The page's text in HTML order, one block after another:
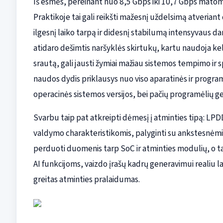
Praktikoje tai gali reikšti mažesnį uždelsimą
ilgesnį laiko tarpą ir didesnį stabilumą intensyvaus
atidaro dešimtis naršyklės skirtukų, kartu naudoja
srautą, gali jausti žymiai mažiau sistemos tempimo
naudos dydis priklausys nuo viso aparatinės ir
operacinės sistemos versijos, bei pačių programėlių
Svarbu taip pat atkreipti dėmesį į atminties tipą:
valdymo charakteristikomis, palyginti su
perduoti duomenis tarp SoC ir atminties modulių, o
AI funkcijoms, vaizdo įrašų kadrų generavimui realiu
greitas atminties pralaidumas.